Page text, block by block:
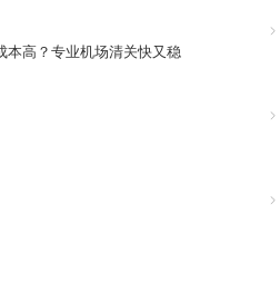
本高？专业机场清关快又稳